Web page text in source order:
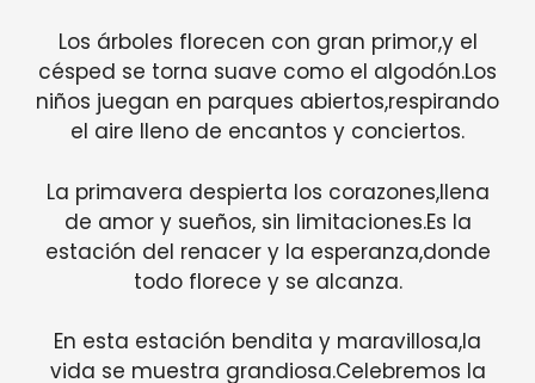
Los árboles florecen con gran primor,y el
césped se torna suave como el algodón.Los
niños juegan en parques abiertos,respirando
el aire lleno de encantos y conciertos.
La primavera despierta los corazones,llena
de amor y sueños, sin limitaciones.Es la
estación del renacer y la esperanza,donde
todo florece y se alcanza.
En esta estación bendita y maravillosa,la
vida se muestra grandiosa.Celebremos la